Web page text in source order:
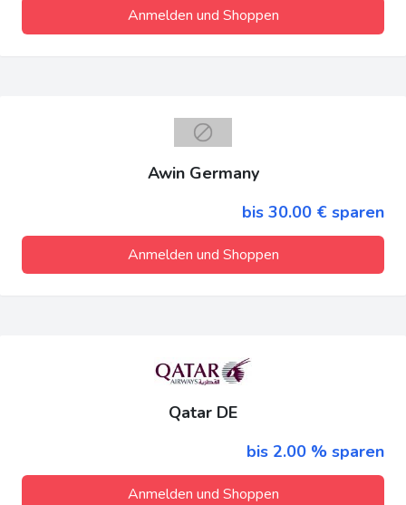
Anmelden und Shoppen
Awin Germany
bis 30.00 € sparen
Anmelden und Shoppen
Qatar DE
bis 2.00 % sparen
Anmelden und Shoppen